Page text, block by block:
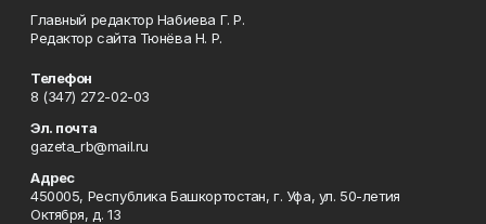
Главный редактор Набиева Г. Р.
Редактор сайта Тюнёва Н. Р.
Телефон
8 (347) 272-02-03
Эл. почта
gazeta_rb@mail.ru
Адрес
450005, Республика Башкортостан, г. Уфа, ул. 50-летия
Октября, д. 13